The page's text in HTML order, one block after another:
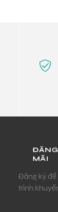
MÃI
Đăng ký
trình